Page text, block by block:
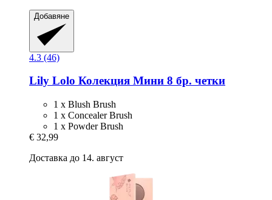
Добавяне
4.3 (46)
Lily Lolo Колекция Мини 8 бр. четки
1 x Blush Brush
1 x Concealer Brush
1 x Powder Brush
€ 32,99
Доставка до 14. август